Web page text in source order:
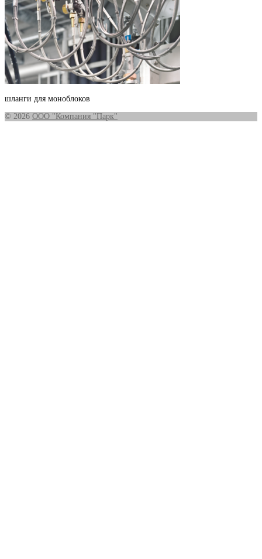
шланги для моноблоков
© 2026 ООО "Компания "Парк"